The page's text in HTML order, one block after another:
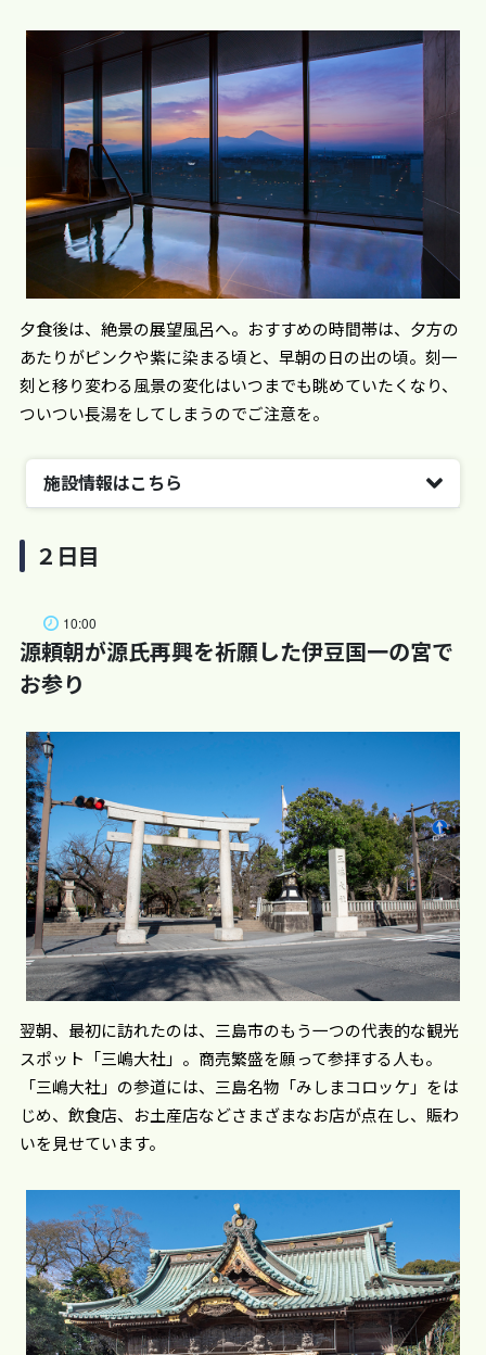
夕食後は、絶景の展望風呂へ。おすすめの時間帯は、夕方の
あたりがピンクや紫に染まる頃と、早朝の日の出の頃。刻一
刻と移り変わる風景の変化はいつまでも眺めていたくなり、
ついつい長湯をしてしまうのでご注意を。
施設情報はこちら
富士山三島東急ホテル
静岡県三島市一番町17-1
電話番号
055-991-0109
※施設に属する情報に関しましては、予告なく変更と
なる可能性がございます。ご訪問の際は各施設のホー
ムページ等で最新の情報をご確認いただきますようお
願いいたします。
２日目
10:00
源頼朝が源氏再興を祈願した伊豆国一の宮で
お参り
翌朝、最初に訪れたのは、三島市のもう一つの代表的な観光
スポット「三嶋大社」。商売繁盛を願って参拝する人も。
「三嶋大社」の参道には、三島名物「みしまコロッケ」をは
じめ、飲食店、お土産店などさまざまなお店が点在し、賑わ
いを見せています。